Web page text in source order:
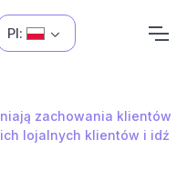
Pl:
zachowania klientów
lojalnych klientów i idź